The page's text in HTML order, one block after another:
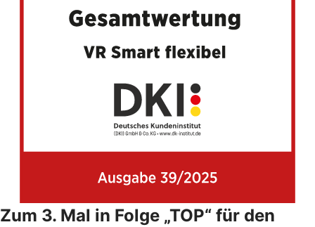
Zum 3. Mal in Folge „TOP“ für den